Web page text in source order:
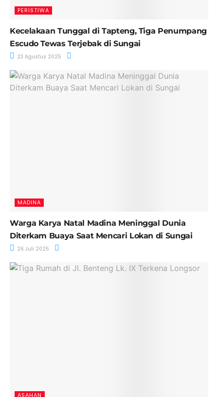
PERISTIWA
Kecelakaan Tunggal di Tapteng, Tiga Penumpang
Escudo Tewas Terjebak di Sungai
23 Agustus 2025
MADINA
Warga Karya Natal Madina Meninggal Dunia
Diterkam Buaya Saat Mencari Lokan di Sungai
26 Juli 2025
ASAHAN